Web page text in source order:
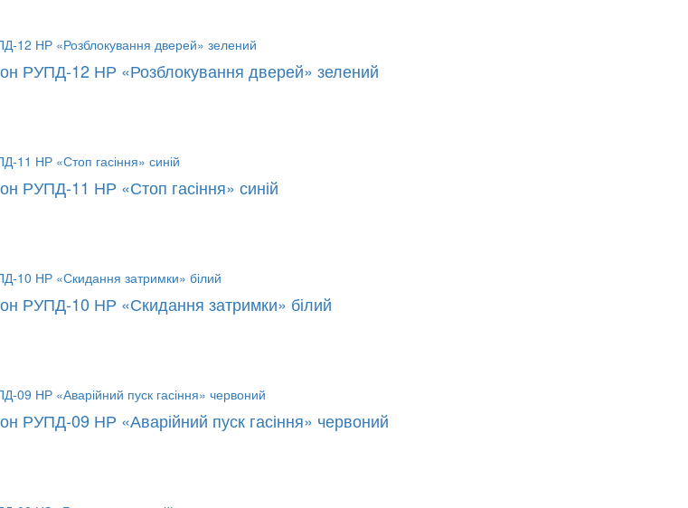
РУПД-12 НР «Розблокування дверей» зелений
РУПД-11 НР «Стоп гасіння» синій
РУПД-10 НР «Скидання затримки» білий
РУПД-09 НР «Аварійний пуск гасіння» червоний